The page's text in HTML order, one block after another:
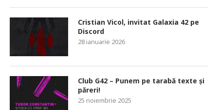
Cristian Vicol, invitat Galaxia 42 pe
Discord
28 ianuarie 2026
Club G42 – Punem pe tarabă texte și
păreri!
25 noiembrie 2025